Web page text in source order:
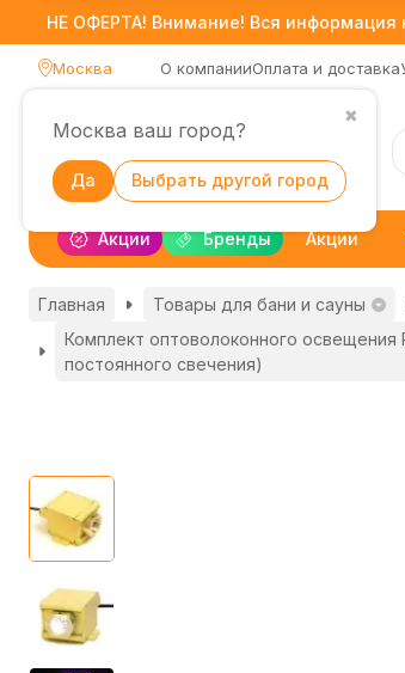
НЕ ОФЕРТА! Внимание! Вся информация
Москва
✖
Москва ваш город?
Да Выбрать другой город
О компанииОплата и доставка
Акции Бренды Акции
Главная Товары для бани и сауны
Комплект оптоволоконного освещения
постоянного свечения)